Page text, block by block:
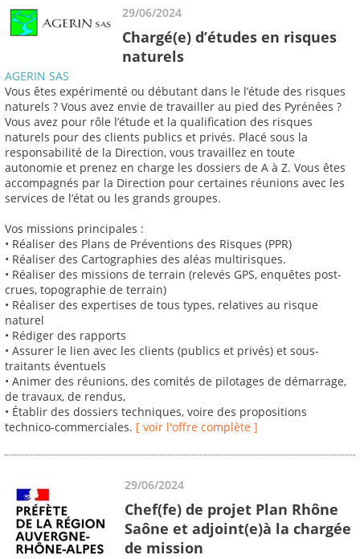
29/06/2024
Chargé(e) d’études en risques
naturels
AGERIN SAS
Vous êtes expérimenté ou débutant dans le l’étude des risques
naturels ? Vous avez envie de travailler au pied des Pyrénées ?
Vous avez pour rôle l’étude et la qualification des risques
naturels pour des clients publics et privés. Placé sous la
responsabilité de la Direction, vous travaillez en toute
autonomie et prenez en charge les dossiers de A à Z. Vous êtes
accompagnés par la Direction pour certaines réunions avec les
services de l’état ou les grands groupes.
Vos missions principales :
• Réaliser des Plans de Préventions des Risques (PPR)
• Réaliser des Cartographies des aléas multirisques.
• Réaliser des missions de terrain (relevés GPS, enquêtes post-
crues, topographie de terrain)
• Réaliser des expertises de tous types, relatives au risque
naturel
• Rédiger des rapports
• Assurer le lien avec les clients (publics et privés) et sous-
traitants éventuels
• Animer des réunions, des comités de pilotages de démarrage,
de travaux, de rendus,
• Établir des dossiers techniques, voire des propositions
technico-commerciales. [ voir l'offre complète ]
29/06/2024
Chef(fe) de projet Plan Rhône
Saône et adjoint(e)à la chargée
de mission